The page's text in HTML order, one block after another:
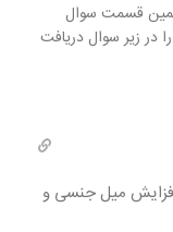
همین قسمت سوال
در زیر سوال دریافت
میل جنسی و